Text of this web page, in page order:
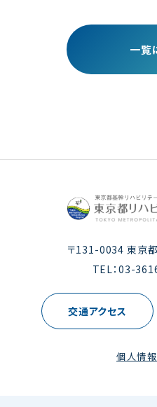
一覧
〒131-0034 東京
TEL： 03-
交通アクセス
個人情